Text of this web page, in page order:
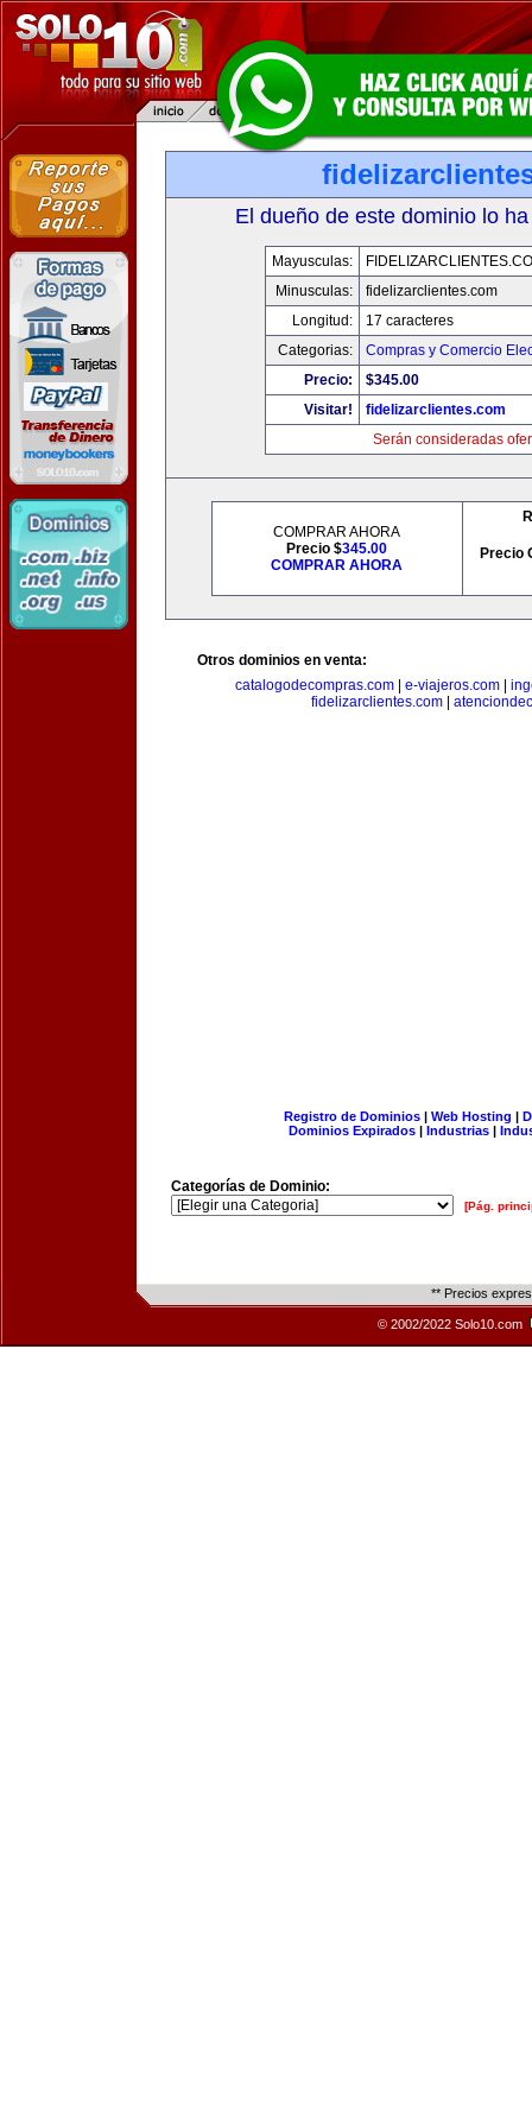
El dueño de este dominio lo
Mayusculas:
Minusculas:
fidelizarclientes.com
Longitud:
17 caracteres
Categorias:
Compras y Comercio
Precio:
$345.00
Visitar!
fidelizarclientes.com
Serán consideradas
COMPRAR AHORA
Precio $345.00
COMPRAR AHORA
Precio
Otros dominios en venta:
catalogodecompras.com| e-viajeros.com|
fidelizarclientes.com|
Registro de Dominios| Web Hosting |
Dominios Expirados | Industrias |
Categorías de Dominio:
[Pág.
** Precios
© 2002/2022 Solo10.com